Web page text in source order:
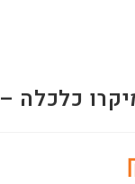
כלכלה – 10131